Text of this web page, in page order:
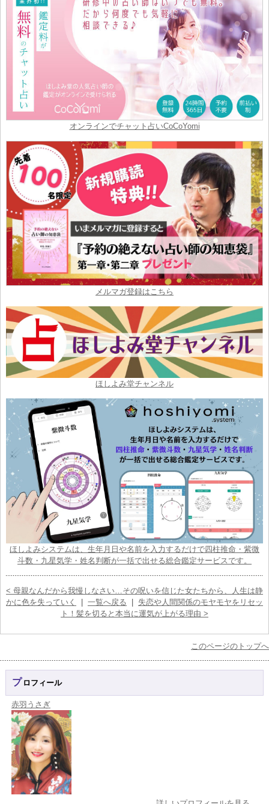
オンラインでチャット占いCoCoYomi
メルマガ登録はこちら
ほしよみ堂チャンネル
ほしよみシステムは、生年月日や名前を入力するだけで四柱推命・紫微
斗数・九星気学・姓名判断が一括で出せる総合鑑定サービスです。
< 母親なんだから我慢しなさい…その呪いを信じた女たちから、人生は静
かに色を失っていく
| 一覧へ戻る | 失恋や人間関係のモヤモヤをリセッ
ト！髪を切ると本当に運気が上がる理由 >
このページのトップへ
プロフィール
赤羽うさぎ